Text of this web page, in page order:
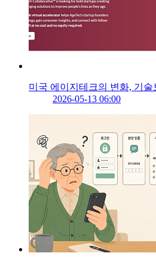
미국 에이지테크의 변화, 기술
2026-05-13 06:00